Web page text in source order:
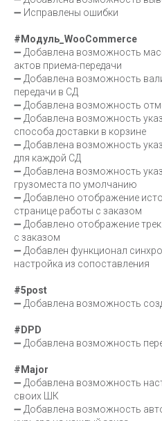
➖ Исправлены ошибки
#Модуль_WooCommerce
➖ Добавлена возможность
актов приема-передачи
➖ Добавлена возможность
передачи в СД
➖ Добавлена возможность
➖ Добавлена возможность
способа доставки в корзине
➖ Добавлена возможность
для каждой СД
➖ Добавлена возможность
грузоместа по умолчанию
➖ Добавлено отображение
странице работы с заказом
➖ Добавлено отображение
с заказом
➖ Добавлен функционал
настройка из сопоставления
#5post
➖ Добавлена возможность
#DPD
➖ Добавлена возможность
#Major
➖ Добавлена возможность
своих ШК
➖ Добавлена возможность